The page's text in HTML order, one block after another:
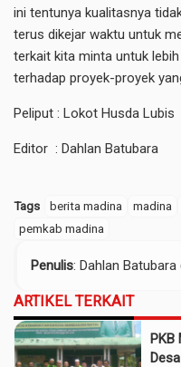
ini tentunya kualitasnya
terus dikejar waktu untuk
terkait kita minta untuk
terhadap proyek-proyek
Peliput : Lokot Husda Lubis
Editor : Dahlan Batubara
Tags berita madina madina
pemkab madina
Penulis: Dahlan Batubara
ARTIKEL TERKAIT
PKB